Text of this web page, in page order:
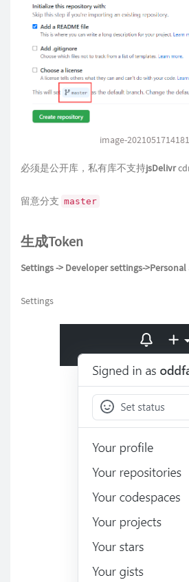
image-
必须是公开库，私有库不支持jsDelivr
留意分支 master
生成Token
Settings -> Developer settings->Personal
Settings